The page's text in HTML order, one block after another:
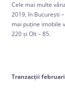
Cele mai multe
2019, în București
mai puține imobile
220 și Olt – 85.
Tranzacţii